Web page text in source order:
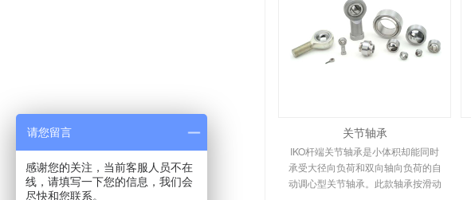
关节轴承
IKO杆端关节轴承是小体积却能同时
承受大径向负荷和双向轴向负荷的自
动调心型关节轴承。此款轴承按滑动
请您留言
感谢您的关注，当前客服人员不在
线，请填写一下您的信息，我们会
尽快和您联系。